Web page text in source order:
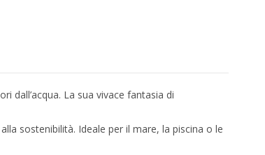
dall’acqua. La sua vivace fantasia di
sostenibilità. Ideale per il mare, la piscina o le